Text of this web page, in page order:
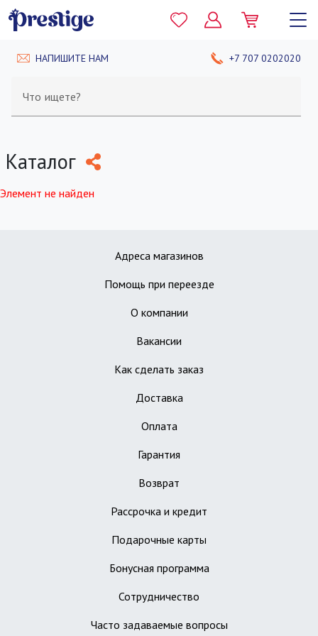
НАПИШИТЕ НАМ +7 707 0202020
Что ищете?
Каталог
Элемент не найден
Адреса магазинов
Помощь при переезде
О компании
Вакансии
Как сделать заказ
Доставка
Оплата
Гарантия
Возврат
Рассрочка и кредит
Подарочные карты
Бонусная программа
Сотрудничество
Часто задаваемые вопросы